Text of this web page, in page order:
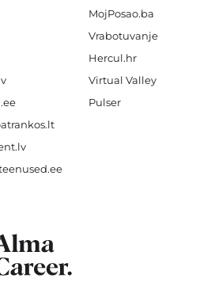
MojPosao.ba
Vrabotuvanje
Hercul.hr
Virtual Valley
Pulser